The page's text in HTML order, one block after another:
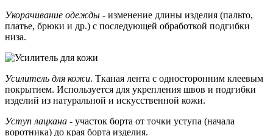
Укорачивание одежды - изменение длины изделия (пальто,
платье, брюки и др.) с последующей обработкой подгибки
низа.
Усилитель для кожи. Тканая лента с односторонним клеевым
покрытием. Используется для укрепления швов и подгибки
изделий из натуральной и искусственной кожи.
Уступ лацкана - участок борта от точки уступа (начала
воротника) до края борта изделия.